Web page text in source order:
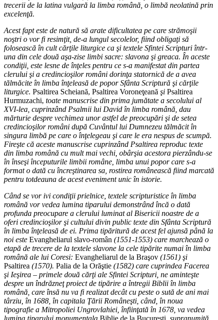
trecerii de la latina vulgară la limba română, o limbă neolatină prin
excelenţă.
Acest fapt este de natură să arate dificultatea pe care strămoşii
noştri o vor fi resimţit, de-a lungul secolelor, fiind obligaţi să
folosească în cult cărţile liturgice ca şi textele Sfintei Scripturi într-
una din cele două aşa-zise limbi sacre: slavona şi greaca. În aceste
condiţii, este lesne de înţeles pentru ce s-a manifestat din partea
clerului şi a credincioşilor români dorinţa statornică de a avea
tălmăcite în limba înţeleasă de popor Sfânta Scriptură şi cărţile
liturgice. Psaltirea Scheiană, Psaltirea Voroneţeană şi Psaltirea
Hurmuzachi, toate manuscrise din prima jumătate a secolului al
XVI-lea, cuprinzând Psalmii lui David în limba română, dau
mărturie despre vechimea unor astfel de preocupări şi de setea
credincioşilor români după Cuvântul lui Dumnezeu tălmăcit în
singura limbă pe care o înţelegeau şi care le era nespus de scumpă.
Fireşte că aceste manuscrise cuprinzând Psaltirea reproduc texte
din limba română cu mult mai vechi, obârşia acestora pierzându-se
în înseşi începuturile limbii române, limba unui popor care s-a
format o dată cu încreştinarea sa, rostirea românească fiind marcată
pentru totdeauna de acest eveniment unic în istorie.
Când se vor ivi condiţii prielnice, textele scripturistice în limba
română vor vedea lumina tiparului demonstrând încă o dată
profunda preocupare a clerului luminat al Bisericii noastre de a
oferi credincioşilor şi cultului divin public texte din Sfânta Scriptură
în limba înţeleasă de ei. Prima tipăritură de acest fel ajunsă până la
noi este Evangheliarul slavo-român (1551-1553) care marchează o
etapă de trecere de la textele slavone la cele tipărite numai în limba
română ale lui Coresi: Evangheliarul de la Braşov (1561) şi
Psaltirea (1570). Palia de la Orăştie (1582) care cuprindea Facerea
şi Ieşirea – primele două cărţi ale Sfintei Scripturi, ne aminteşte
despre un îndrăzneţ proiect de tipărire a întregii Biblii în limba
română, care însă nu va fi realizat decât cu peste o sută de ani mai
târziu, în 1688, în capitala Ţării Româneşti, când, în noua
tipografie a Mitropoliei Ungrovlahiei, înfiinţată în 1678, va vedea
lumina tiparului monumentala Biblie de la Bucureşti , supranumită